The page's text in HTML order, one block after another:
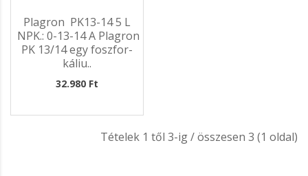
Plagron PK13-14 5 L
NPK.: 0-13-14 A Plagron
PK 13/14 egy foszfor-
káliu..
32.980 Ft
Tételek 1 től 3-ig / összesen 3 (1 oldal)